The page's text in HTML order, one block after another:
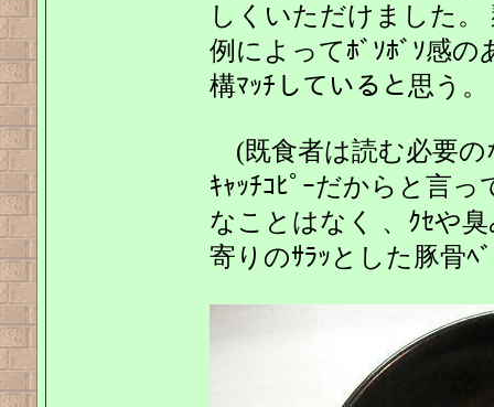
しくいただけました。
例によってﾎﾞｿﾎﾞｿ感
構ﾏｯﾁしていると思う。
(既食者は読む必要の
ｷｬｯﾁｺﾋﾟｰだからと言っ
なことはなく 、ｸｾや
寄りのｻﾗｯとした豚骨ﾍ